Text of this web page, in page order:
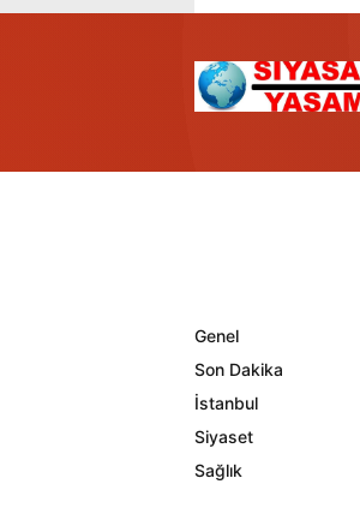
Genel
Son Dakika
İstanbul
Siyaset
Sağlık